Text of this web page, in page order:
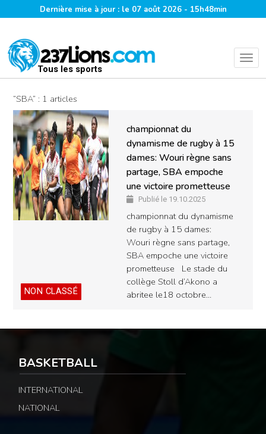
Dernière mise à jour : le 07 août 2026 - 15h48min
Tous les sports
“SBA” : 1 articles
NON CLASSÉ
championnat du
dynamisme de rugby à 15
dames: Wouri règne sans
partage, SBA empoche
une victoire prometteuse
Publié le 19.10.2025
championnat du dynamisme
de rugby à 15 dames:
Wouri règne sans partage,
SBA empoche une victoire
prometteuse Le stade du
collège Stoll d’Akono a
abritee le18 octobre…
BASKETBALL
INTERNATIONAL
NATIONAL